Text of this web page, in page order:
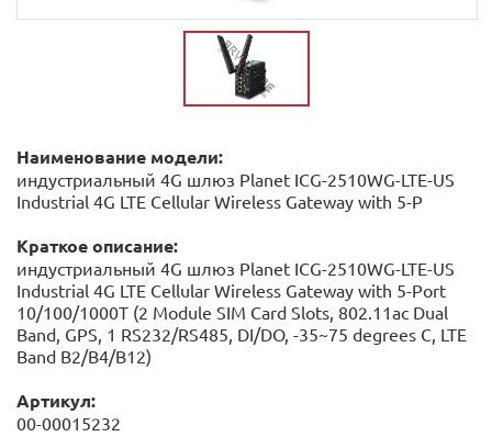
Наименование модели:
индустриальный 4G шлюз Planet ICG-2510WG-LTE-US
Industrial 4G LTE Cellular Wireless Gateway with 5-P
Краткое описание:
индустриальный 4G шлюз Planet ICG-2510WG-LTE-US
Industrial 4G LTE Cellular Wireless Gateway with 5-Port
10/100/1000T (2 Module SIM Card Slots, 802.11ac Dual
Band, GPS, 1 RS232/RS485, DI/DO, -35~75 degrees C, LTE
Band B2/B4/B12)
Артикул:
00-00015232